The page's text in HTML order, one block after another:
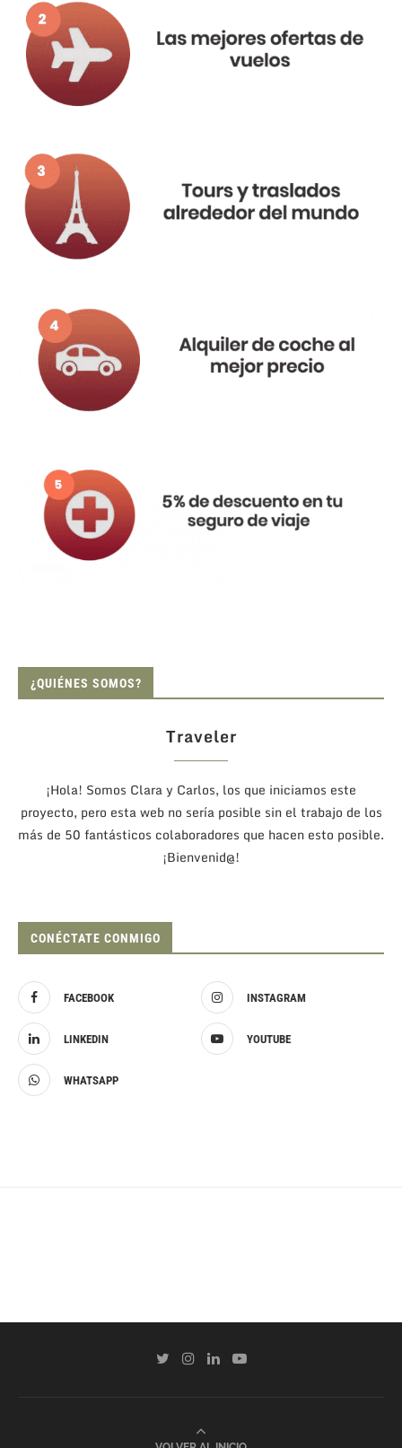
¿QUIÉNES SOMOS?
Traveler
¡Hola! Somos Clara y Carlos, los que iniciamos este
proyecto, pero esta web no sería posible sin el trabajo de los
más de 50 fantásticos colaboradores que hacen esto posible.
¡Bienvenid@!
CONÉCTATE CONMIGO
FACEBOOK INSTAGRAM
LINKEDIN YOUTUBE
WHATSAPP